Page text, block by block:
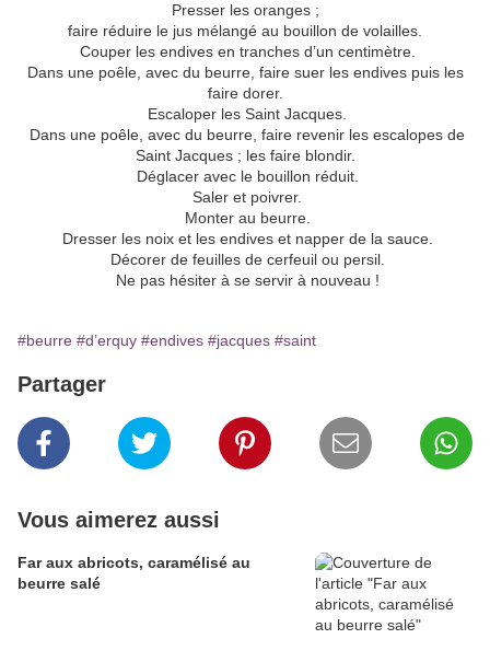
Presser les oranges ;
faire réduire le jus mélangé au bouillon de volailles.
Couper les endives en tranches d’un centimètre.
Dans une poêle, avec du beurre, faire suer les endives puis les
faire dorer.
Escaloper les Saint Jacques.
Dans une poêle, avec du beurre, faire revenir les escalopes de
Saint Jacques ; les faire blondir.
Déglacer avec le bouillon réduit.
Saler et poivrer.
Monter au beurre.
Dresser les noix et les endives et napper de la sauce.
Décorer de feuilles de cerfeuil ou persil.
Ne pas hésiter à se servir à nouveau !
#beurre #d’erquy #endives #jacques #saint
Partager
Vous aimerez aussi
Far aux abricots, caramélisé au
beurre salé